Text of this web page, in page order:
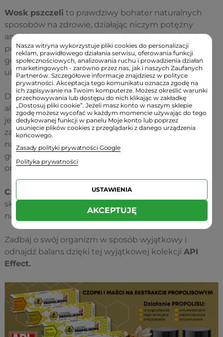
Wosk pszczeli to prawdziwy bohater naturalnych
sposobów na zdrowie, działając niczym potężny
antybiotyk, pomaga w redukcji stanów zapalnych,
pomaga wzmocnić odporność i przyspiesza procesy
gojenia - a wszystko to bez żadnych skutków
ubocznych.
Dzięki wyjątkowej technologii krioekstrakcji
alkoholowej ekstrakt pozyskany z wosku pszczelego
jest skoncentrowany nawet do 99%, co pozwala
zachować wszystkie jego cenne składniki w ich
najbardziej aktywnych formach biologicznych,
gwarantując maksymalną przyswajalność przez
organizm.
Czopki Propolisowe
to niezwykłe połączenie
skarbów natury. Daj swojemu ciału najlepsze, co
natura ma do zaoferowania.
Zadbaj o swój organizm w sposób wyjątkowy i
odnajdź balans dzięki tej wyjątkowej kolekcji API
Effect.
Nasza witryna wykorzystuje pliki cookies do personalizacji
reklam, prawidłowego działania serwisu, oferowania funkcji
społecznościowych, analizowania ruchu i prowadzienia działań
marketingowych - zarówno przez nas, jak i naszych Zaufanych
Partnerów. Szczegółowe informacje znajdziesz w polityce
prywatności. Akceptacja tego komunikatu oznacza zgodę na
ich zapisywanie na Twoim komputerze. Możesz określić warunki
przechowywania lub dostępu do nich klikając w zakładkę
„Dostosuj pliki cookie”. Jeżeli masz konto w naszym sklepie
zgodę możesz wycofać w każdym momencie używając do tego
dedykowanej funkcji w panelu Moje konto lub poprzez
usunięcie plików cookies z przeglądarki z danego urządzenia
końcowego.
Zasady polityki prywatności Google
Polityka prywatności
USTAWIENIA
AKCEPTUJĘ